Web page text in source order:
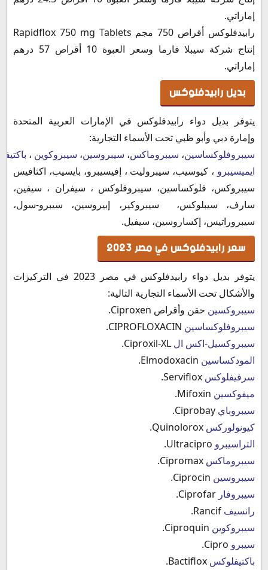
إماراتي.
رابيدفلوكس أقراص 750 مجم Rapidflox 750 mg Tablets
إنتاج شركة سيبلا فارما وسعر العبوة 10 أقراص 57 درهم
إماراتي.
بديل رابيدفلوكس
يتوفر بديل دواء رابيدفلوكس في الإمارات العربية المتحدة
وإمارة دبي وأبو ظبي تحت الأسماء التجارية:
سيبروفلوكساسين، سيبروماكس، سيبروسين، سيبروكوين ،
ايميسيبرو ، كيوسيب، سيبروليت ، إفيسيبرو، بايسيب، اكتافيس
سيبروكس، فلوكساسين، سيبروفلوكس ، سيفران ، سيفين،
سارف، سيبلوكس، سيبروكير، إبيروسين، سيبرو-سول،
سيبروراتيس، إكساروسين، سيفيل.
سعر رابيدفلوكس في مصر 2023
يتوفر بديل دواء رابيدفلوكس في مصر 2023 في التركيزات
والأشكال تحت الأسماء التجارية التالية:
سيبروكسين حقن وأقراص Ciproxen.
سيبروفلوكساسين CIPROFLOXACIN.
سيبروكسيل-اكس ال
المودكساسين
سرفيفلوكس
ميفوكسين
سيبروباي
كيونولوركس
التراسيبرو
سيبروماكس
سيبروسين
سيبروفار
رانسيف
سيبروكوين
سيبرو
باكتيفلوكس